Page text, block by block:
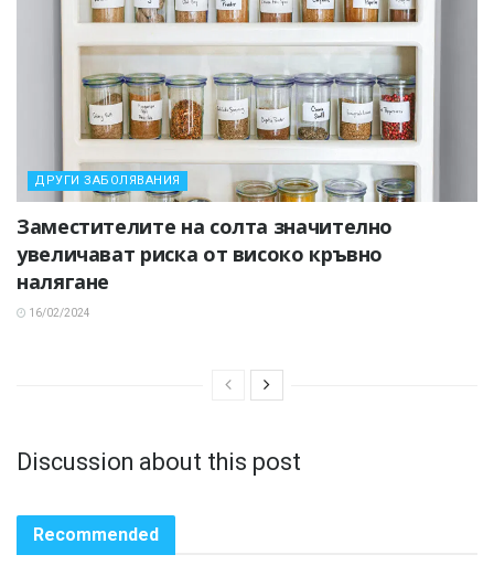
ДРУГИ ЗАБОЛЯВАНИЯ
Заместителите на солта значително
увеличават риска от високо кръвно
налягане
16/02/2024
Discussion about this post
Recommended